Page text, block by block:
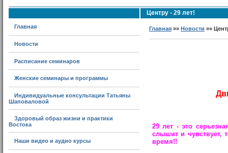
Главная
Новости
Расписание семинаров
Женские семинары и программы
Индивидуальные консультации Татьяны
Шаповаловой
Здоровый образ жизни и практики
Востока
Наши видео и аудио курсы
Центру - 29 лет!
Главная »»Новости »»
29 лет - это
слышит и чувствует,
время!!